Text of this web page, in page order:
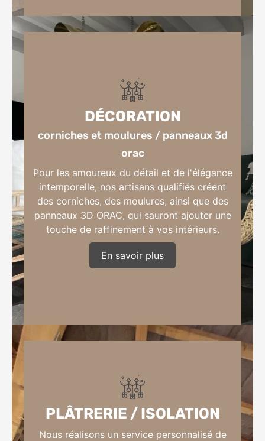
DÉCORATION
corniches et moulures / panneaux 3d
orac
Pour les amoureux du détail et de l'élégance
intemporelle, nos artisans qualifiés créent
des corniches, des moulures, ainsi que des
panneaux 3D ORAC, qui sauront ajouter une
touche de raffinement à vos intérieurs.
En savoir plus
PLÂTRERIE / ISOLATION
Nous réalisons un service personnalisé de